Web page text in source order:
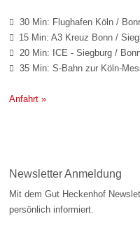
 30 Min: Flughafen Köln /
 15 Min: A3 Kreuz Bonn /
 20 Min: ICE - Siegburg /
 35 Min: S-Bahn zur Köln-
Anfahrt »
Newsletter Anmeldung
Mit dem Gut Heckenhof
persönlich informiert.